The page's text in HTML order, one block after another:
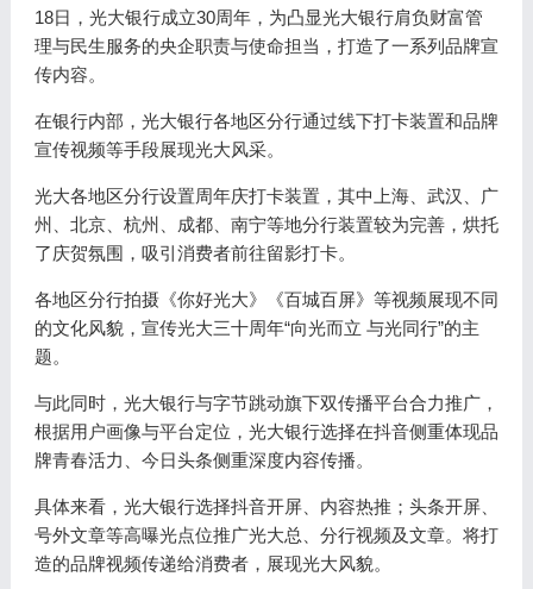
18日，光大银行成立30周年，为凸显光大银行肩负财富管
理与民生服务的央企职责与使命担当，打造了一系列品牌宣
传内容。
在银行内部，光大银行各地区分行通过线下打卡装置和品牌
宣传视频等手段展现光大风采。
光大各地区分行设置周年庆打卡装置，其中上海、武汉、广
州、北京、杭州、成都、南宁等地分行装置较为完善，烘托
了庆贺氛围，吸引消费者前往留影打卡。
各地区分行拍摄《你好光大》《百城百屏》等视频展现不同
的文化风貌，宣传光大三十周年“向光而立 与光同行”的主
题。
与此同时，光大银行与字节跳动旗下双传播平台合力推广，
根据用户画像与平台定位，光大银行选择在抖音侧重体现品
牌青春活力、今日头条侧重深度内容传播。
具体来看，光大银行选择抖音开屏、内容热推；头条开屏、
号外文章等高曝光点位推广光大总、分行视频及文章。将打
造的品牌视频传递给消费者，展现光大风貌。